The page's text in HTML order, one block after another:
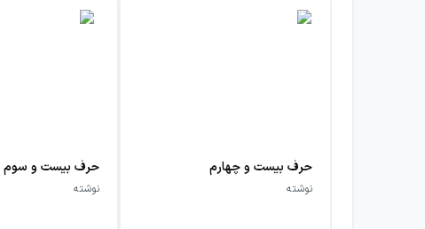
حرف بیست و چهارم
نوشته
حرف بیست و سوم
نوشته